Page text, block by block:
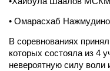
• Омарасхаб
В соревнованиях
которых состояла из 4
невероятную силу воли